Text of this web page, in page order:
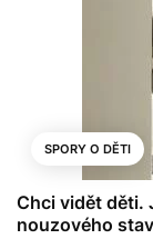
SPORY O DĚTI
Chci vidět děti.
nouzového